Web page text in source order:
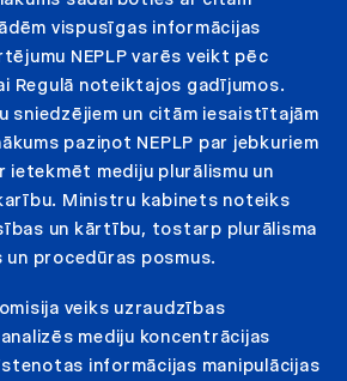
vispusīgas informācijas
NEPLP varēs veikt pēc
Regulā noteiktajos gadījumos.
sniedzējiem un citām iesaistītajām
paziņot NEPLP par jebkuriem
ietekmēt mediju plurālismu un
Ministru kabinets noteiks
un kārtību, tostarp plurālisma
procedūras posmus.
veiks uzraudzības
mediju koncentrācijas
informācijas manipulācijas